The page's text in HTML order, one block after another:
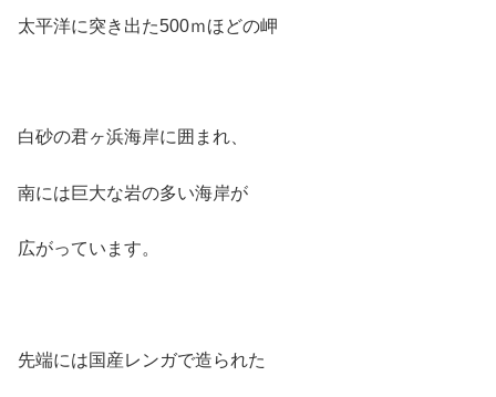
太平洋に突き出た500ｍほどの岬
白砂の君ヶ浜海岸に囲まれ、
南には巨大な岩の多い海岸が
広がっています。
先端には国産レンガで造られた